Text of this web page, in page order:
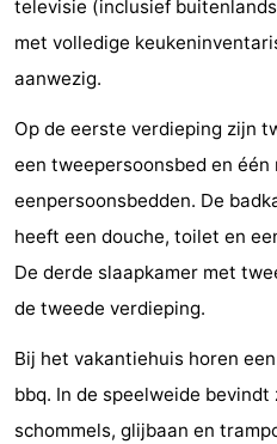
doen
Bezienswaardigheden
-
Musea
-
Monumenten
-
Uitkijkpunten
Attracties
-
Speeltuinen
-
Binnenspeeltuinen
-
televisie (inclusief
met volledige
aanwezig.
Op de eerste verdieping zijn
een tweepersoonsbed en één
eenpersoonsbedden. De
heeft een douche, toilet en
De derde slaapkamer met
de tweede verdieping.
Bij het vakantiehuis horen
bbq. In de speelweide
schommels, glijbaan en